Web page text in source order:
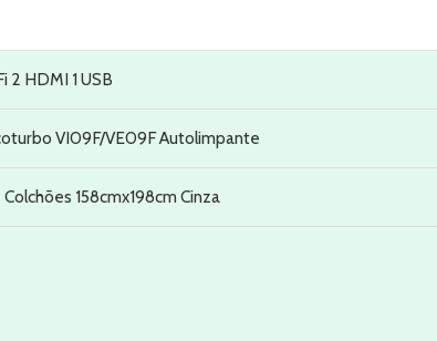
2 HDMI 1 USB
VI09F/VE09F Autolimpante
158cmx198cm Cinza